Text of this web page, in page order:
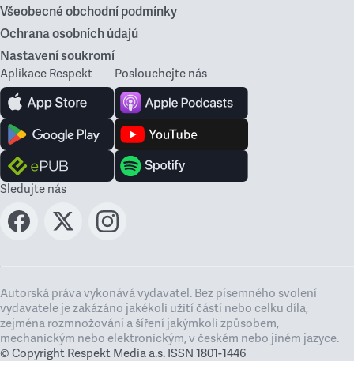
Všeobecné obchodní podmínky
Ochrana osobních údajů
Nastavení soukromí
Aplikace Respekt Poslouchejte nás
Sledujte nás
Autorská práva vykonává vydavatel. Bez písemného svolení
vydavatele je zakázáno jakékoli užití částí nebo celku díla,
zejména rozmnožování a šíření jakýmkoli způsobem,
mechanickým nebo elektronickým, v českém nebo jiném jazyce.
© Copyright Respekt Media a.s. ISSN 1801-1446